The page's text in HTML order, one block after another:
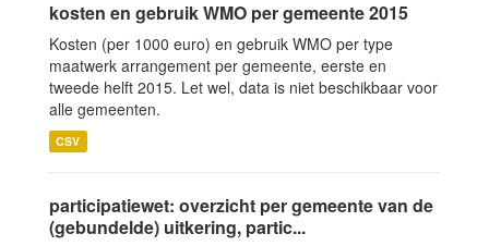
kosten en gebruik WMO per gemeente 2015
Kosten (per 1000 euro) en gebruik WMO per type
maatwerk arrangement per gemeente, eerste en
tweede helft 2015. Let wel, data is niet beschikbaar voor
alle gemeenten.
CSV
participatiewet: overzicht per gemeente van de
(gebundelde) uitkering, partic...